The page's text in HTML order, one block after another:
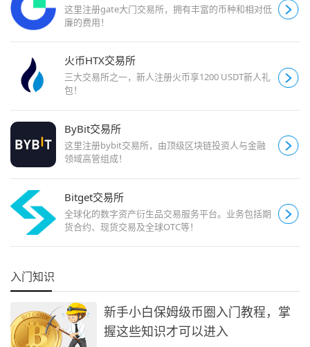
这里注册gate大门交易所，拥有丰富的币种和相对低
廉的费用！
火币HTX交易所
三大交易所之一，新人注册火币享1200 USDT新人礼
包！
ByBit交易所
这里注册bybit交易所，由顶级区块链投资人与金融
领域高管组成！
Bitget交易所
全球化的数字资产衍生品交易服务平台。业务包括期
货合约、现货交易及全球OTC等！
入门知识
新手小白保姆级币圈入门教程，掌
握这些知识才可以进入